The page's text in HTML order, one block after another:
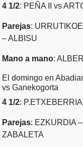
4 1/2: PEÑA II vs
Parejas:
– ALBISU
Mano a mano:
El domingo en
vs Ganekogorta
4 1/2: P.ETXEBERRIA
Parejas: EZKURDIA
ZABALETA